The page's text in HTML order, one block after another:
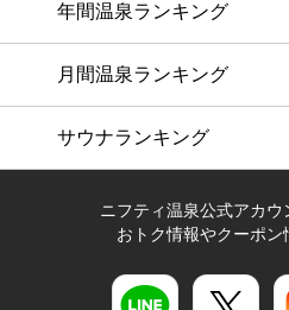
年間温泉ランキング
月間温泉ランキング
サウナランキング
ニフティ温泉公式アカ
おトク情報やクーポン